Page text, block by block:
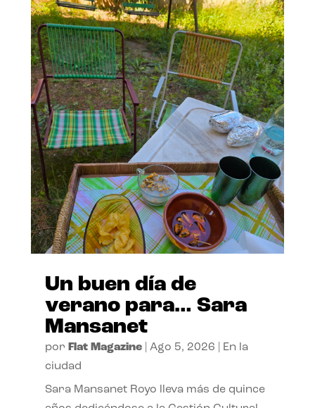
Un buen día de
verano para… Sara
Mansanet
por Flat Magazine| Ago 5, 2026
En la
ciudad
Sara Mansanet Royo lleva más de quince